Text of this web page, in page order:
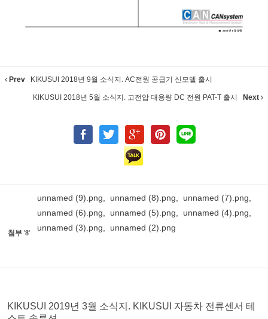
Prev KIKUSUI 2018년 9월 소식지. AC전원 공급기 신모델 출시
KIKUSUI 2018년 5월 소식지. 고전압 대용량 DC 전원 PAT-T 출시 Next
첨부 '8'
unnamed (9).png, unnamed (8).png, unnamed (7).png,
unnamed (6).png, unnamed (5).png, unnamed (4).png,
unnamed (3).png, unnamed (2).png
KIKUSUI 2019년 3월 소식지. KIKUSUI 자동차 전류센서 테